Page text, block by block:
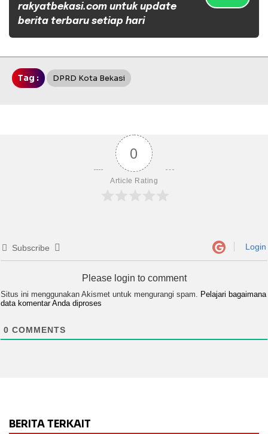
rakyatbekasi.com untuk update
berita terbaru setiap hari
Tag : DPRD Kota Bekasi
0
Article Rating
Subscribe Login
Please login to comment
Situs ini menggunakan Akismet untuk mengurangi spam. Pelajari bagaimana
data komentar Anda diproses
0 COMMENTS
BERITA TERKAIT